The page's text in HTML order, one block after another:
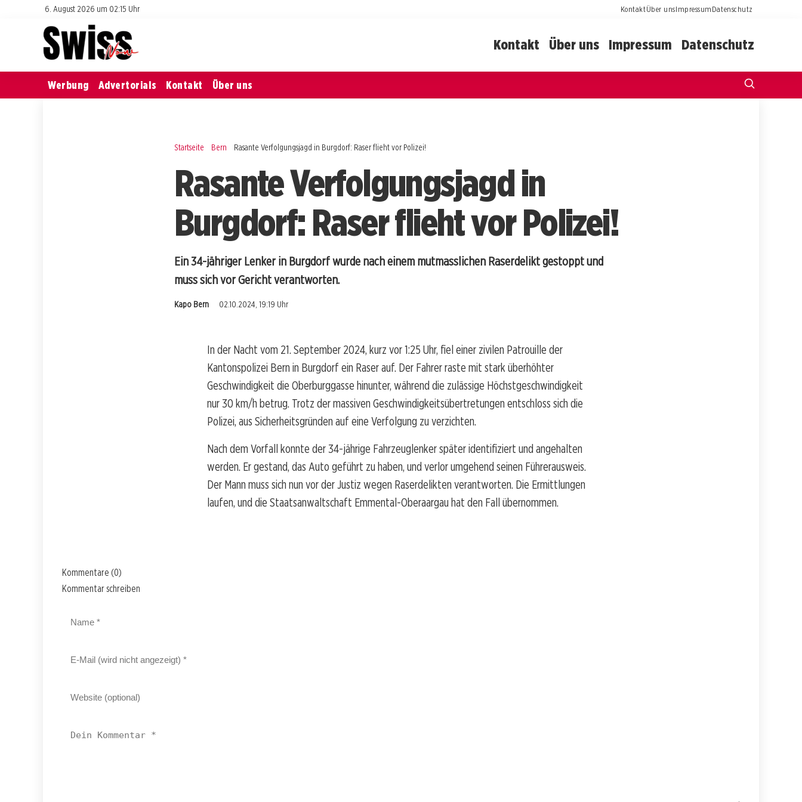
6. August 2026 um 02:15 Uhr KontaktÜber unsImpressumDatenschutz
Kontakt Über uns Impressum Datenschutz
Werbung Advertorials Kontakt Über uns
Startseite Bern Rasante Verfolgungsjagd in Burgdorf: Raser flieht vor Polizei!
Rasante Verfolgungsjagd in
Burgdorf: Raser flieht vor Polizei!
Ein 34-jähriger Lenker in Burgdorf wurde nach einem mutmasslichen Raserdelikt gestoppt und
muss sich vor Gericht verantworten.
Kapo Bern 02.10.2024, 19:19 Uhr
In der Nacht vom 21. September 2024, kurz vor 1:25 Uhr, fiel einer zivilen Patrouille der
Kantonspolizei Bern in Burgdorf ein Raser auf. Der Fahrer raste mit stark überhöhter
Geschwindigkeit die Oberburggasse hinunter, während die zulässige Höchstgeschwindigkeit
nur 30 km/h betrug. Trotz der massiven Geschwindigkeitsübertretungen entschloss sich die
Polizei, aus Sicherheitsgründen auf eine Verfolgung zu verzichten.
Nach dem Vorfall konnte der 34-jährige Fahrzeuglenker später identifiziert und angehalten
werden. Er gestand, das Auto geführt zu haben, und verlor umgehend seinen Führerausweis.
Der Mann muss sich nun vor der Justiz wegen Raserdelikten verantworten. Die Ermittlungen
laufen, und die Staatsanwaltschaft Emmental-Oberaargau hat den Fall übernommen.
Kommentare (0)
Kommentar schreiben